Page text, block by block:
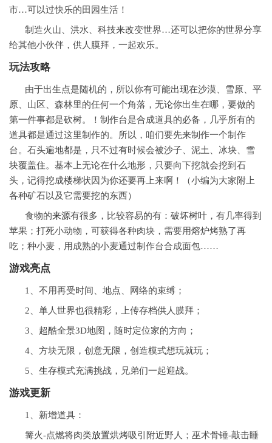
市…可以过快乐的田园生活！
制造火山、洪水、科技来改变世界…还可以把你的世界分享
给其他小伙伴，供人膜拜，一起欢乐。
玩法攻略
由于出生点是随机的，所以你有可能出现在沙漠、雪原、平
原、山区、森林里的任何一个角落，无论你出生在哪，要做的
第一件事都是砍树。！制作台是合成道具的必备，几乎所有的
道具都是通过这里制作的。所以，咱们要先来制作一个制作
台。石头遍地都是，只不过有时候会被沙子、泥土、冰块、雪
块覆盖住。基本上无论在什么地形，只要向下挖就会挖到石
头，记得挖成楼梯状因为你还要再上来啊！（小编为大家附上
各种矿石以及它需要挖的东西）
食物的来源有很多，比较容易的有：破坏树叶，有几率得到
苹果；打死小动物，可获得各种肉块，需要用熔炉烤熟了再
吃；种小麦，用成熟的小麦通过制作台合成面包……
游戏亮点
1、不用再受时间、地点、网络的束缚；
2、单人世界也很精彩，上传存档供人膜拜；
3、超酷全景3D地图，随时定位家的方向；
4、方块无限，创意无限，创造模式想玩就玩；
5、 生存模式充满挑战，兄弟们一起迎战。
游戏更新
1、新增道具：
篝火-点燃将肉类放置烘烤吸引附近野人；巫术骨锤-敲击睡